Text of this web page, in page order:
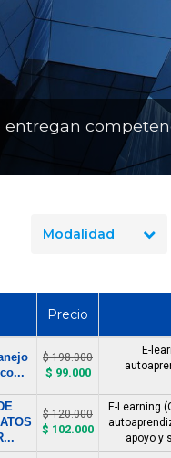
entregan
Modalidad
Precio
$ 198.000
$ 99.000
E-
$ 120.000
$ 102.000
E-Learning
apoyo y
manejo